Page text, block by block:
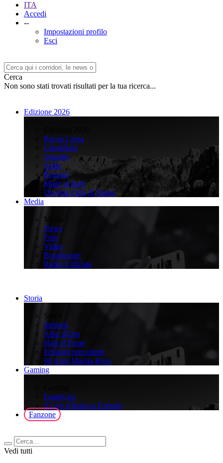
ITA
Accedi
--
Impostazioni profilo
Esci
Cerca
Non sono stati trovati risultati per la tua ricerca...
Edizione 2026
Recap Corsa
Classifiche
Squadre
Salite
Regioni
Made in Italy
Diventa Città di Tappa
Media
Media
News
Foto
Video
Broadcaster
Radio Ufficiale
Storia
Storia
Simboli
Albo d'Oro
Hall of Fame
Edizioni precedenti
90 Anni Maglia Rosa
Gaming
FantaGiro
ll Giro d'Italia su Fortnite
Fanzone
Vedi tutti